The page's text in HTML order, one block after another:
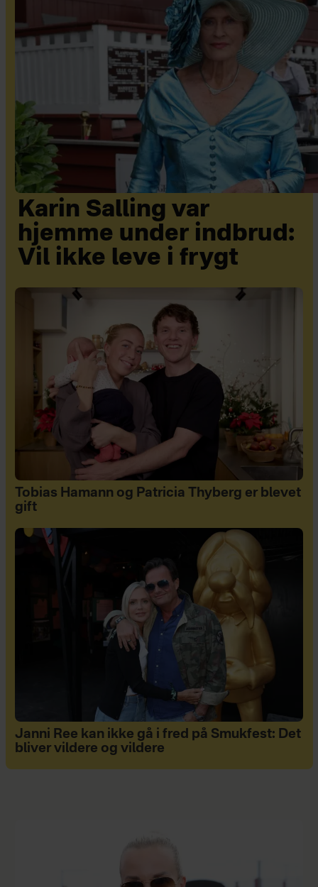
Karin Salling var
hjemme under indbrud:
Vil ikke leve i frygt
Tobias Hamann og Patricia Thyberg er blevet
gift
Janni Ree kan ikke gå i fred på Smukfest: Det
bliver vildere og vildere